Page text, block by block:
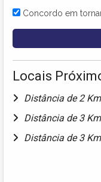
Concordo em
Locais
Distância de 2 Km
Distância de 3 Km
Distância de 3 Km